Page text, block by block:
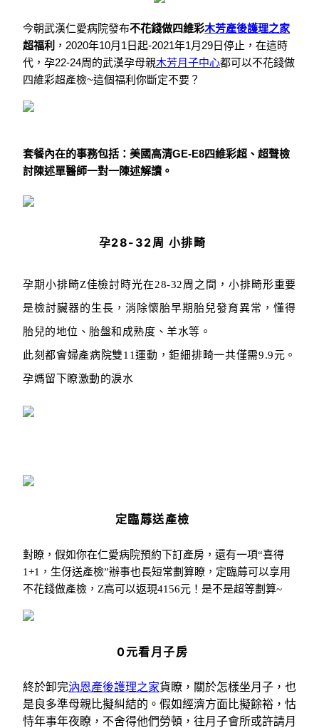
今朝武漢仁愛病院發布不花錢做四維彩木芳產後護理之家
超福利 ， 2020年10月1日起-2021年1月29日停止，在這時
代，孕22-24周的武漢孕母親木芳月子中心都可以不花錢做
四維彩超產檢~這個福利你斷定不要？
套餐內在的事務包括：美國高清GE-E8四維彩超、超聲檢
討陳述單醫師一對一陳述解讀。
孕28-32周 小排畸
孕期小排畸Z佳檢討時光在28-32周之間，小排畸形重要
是檢討臟器的生長，消除懷胎早期胎兒發育異常，懂得
胎兒的地位、胎盤和成熟度、羊水等。
此刻都會婦產病院雙11運動，鉅細排畸一共僅需9.9元。
孕媽留下瞭激動的淚水
定臨蓐送產檢
對瞭，假如你在仁愛病院預約下訂產房， 還有一項“喜得
1+1， 生伢送產檢”辦事也長短常劃算瞭，定臨蓐可以享用
不花錢做產檢，Z高可以返現4156元！ 是不是超等劃算~
0元看月子房
終於卸完汭恩產後護理之家貨瞭， 關於怎樣坐月子，也
是良多準母親比擬糾結的。 假如經濟方面比擬餘裕，怙
恃年事年夜瞭，不舍得他們勞頓，往月子會所或許請月